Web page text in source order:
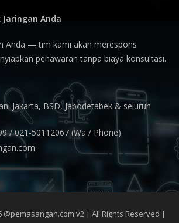
Anda
Anda — tim kami akan merespons
penawaran tanpa biaya konsultasi.
Jakarta, BSD, Jabodetabek & seluruh
/ 021-50112067 (Wa / Phone)
@pemasangan.com v2 | All Rights Reserved |